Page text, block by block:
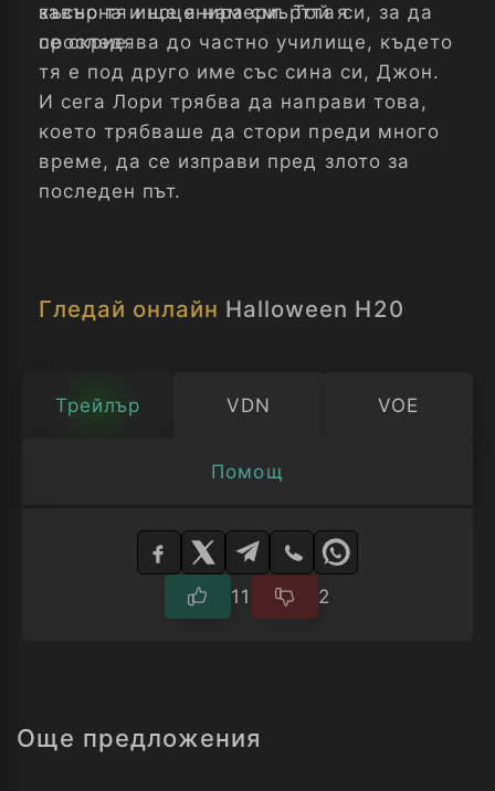
късно тя инсценира смъртта си, за да
се скрие.
завърна и ще я намери. Той я
проследява до частно училище, където
тя е под друго име със сина си, Джон.
И сега Лори трябва да направи това,
което трябваше да стори преди много
време, да се изправи пред злото за
последен път.
Гледай онлайн Halloween H20
Трейлър VDN VOE
Помощ
Изберете
11 2
Още предложения